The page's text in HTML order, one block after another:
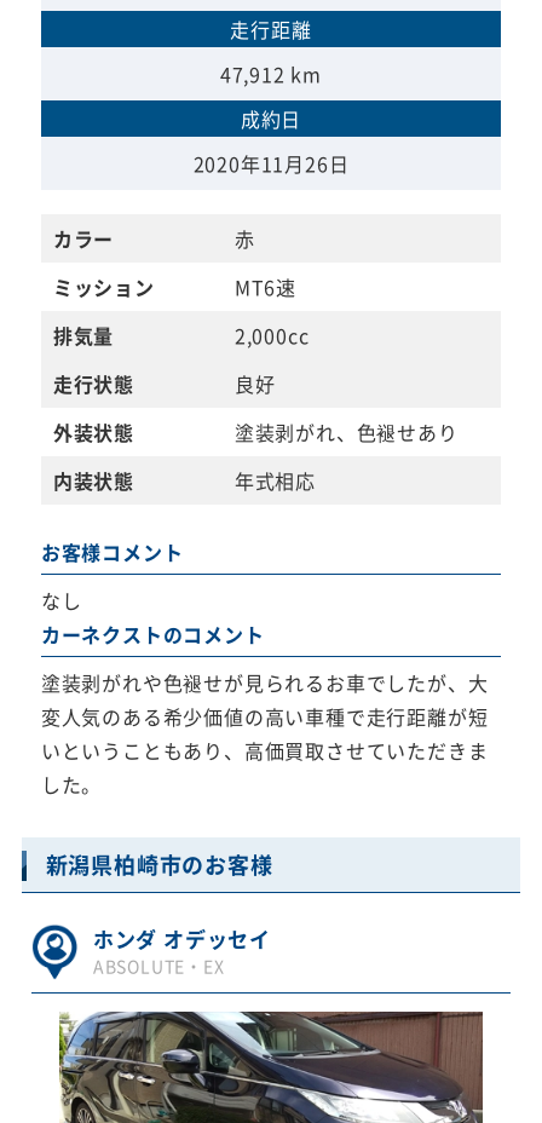
走行距離
47,912 km
成約日
2020年11月26日
カラー
赤
ミッション
MT6速
排気量
2,000cc
走行状態
良好
外装状態
塗装剥がれ、色褪せあり
内装状態
年式相応
お客様コメント
なし
カーネクストのコメント
塗装剥がれや色褪せが見られるお車でしたが、大
変人気のある希少価値の高い車種で走行距離が短
いということもあり、高価買取させていただきま
した。
新潟県柏崎市のお客様
ホンダ オデッセイ
ABSOLUTE・EX